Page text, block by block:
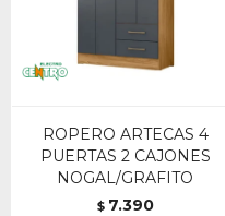
ROPERO ARTECAS 4
PUERTAS 2 CAJONES
NOGAL/GRAFITO
$ 7.390